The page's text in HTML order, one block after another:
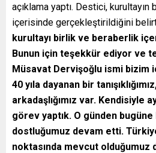
açıklama yaptı. Destici,
içerisinde gerçekleştirildiğini
kurultayı birlik ve beraberlik
Bunun için teşekkür ediyor ve
Müsavat Dervişoğlu ismi bizim
40 yıla dayanan bir
arkadaşlığımız var. Kendisiyle
görev yaptık. O günden
dostluğumuz devam etti.
noktasında mevcut olduğumuz